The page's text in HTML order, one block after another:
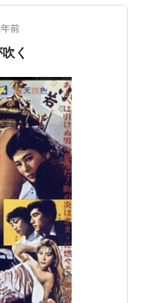
はっきりした記憶
有名な言葉である
り、心のどこかに
前
く